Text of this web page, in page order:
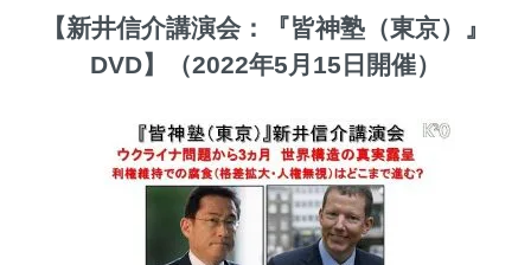
【新井信介講演会：『皆神塾（東京）』
DVD】（2022年5月15日開催）